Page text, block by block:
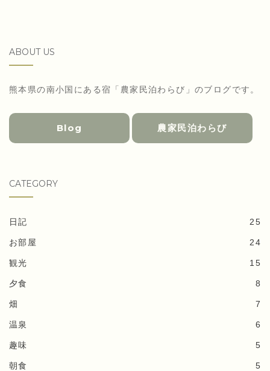
ABOUT US
熊本県の南小国にある宿「農家民泊わらび」のブログです。
Blog 農家民泊わらび
CATEGORY
日記 25
お部屋 24
観光 15
夕食 8
畑 7
温泉 6
趣味 5
朝食 5